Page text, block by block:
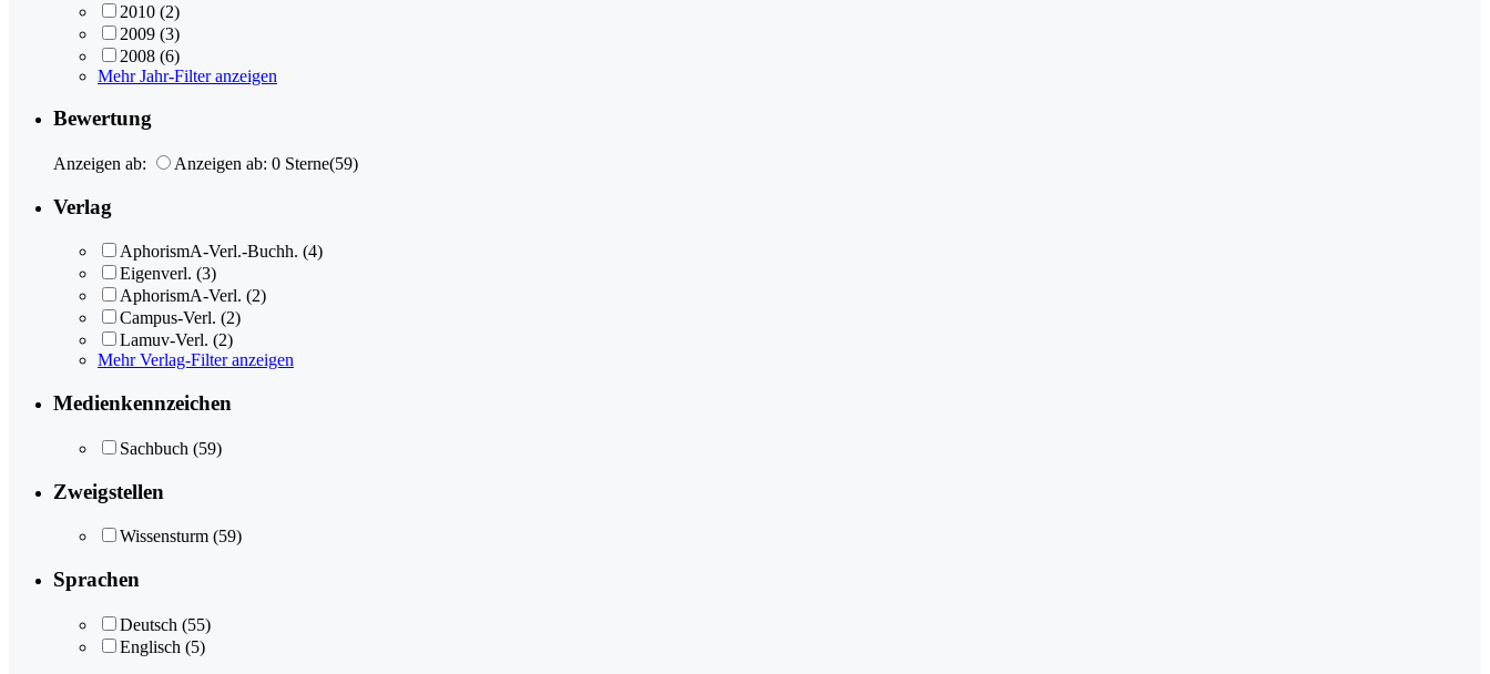
2010 (2)
2009 (3)
2008 (6)
Mehr Jahr-Filter anzeigen
Bewertung
Anzeigen ab: Anzeigen ab: 0 Sterne(59)
Verlag
AphorismA-Verl.-Buchh. (4)
Eigenverl. (3)
AphorismA-Verl. (2)
Campus-Verl. (2)
Lamuv-Verl. (2)
Mehr Verlag-Filter anzeigen
Medienkennzeichen
Sachbuch (59)
Zweigstellen
Wissensturm (59)
Sprachen
Deutsch (55)
Englisch (5)